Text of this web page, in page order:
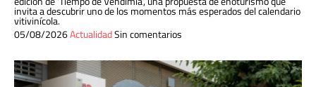
invita a descubrir uno de los momentos más esperados del calendario
vitivinícola.
05/08/2026ActualidadSin comentarios